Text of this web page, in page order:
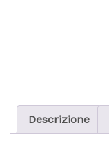
Descrizione